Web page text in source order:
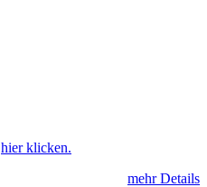
hier klicken.
mehr Details